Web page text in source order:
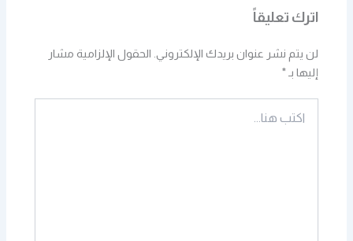
اترك تعليقاً
لن يتم نشر عنوان بريدك الإلكتروني. الحقول الإلزامية مشار
إليها بـ*
هنا...